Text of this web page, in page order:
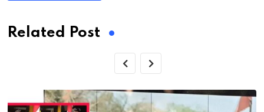
Related Post